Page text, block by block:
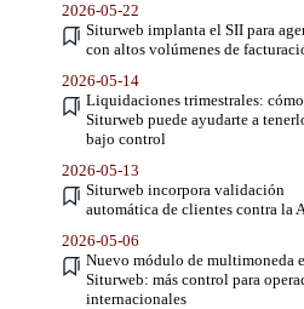
2026-05-22
Siturweb implanta el SII para
con altos volúmenes de
2026-05-14
Liquidaciones trimestrales: cómo
Siturweb puede ayudarte a
bajo control
2026-05-13
Siturweb incorpora validación
automática de clientes contra la
2026-05-06
Nuevo módulo de multimoneda
Siturweb: más control para
internacionales